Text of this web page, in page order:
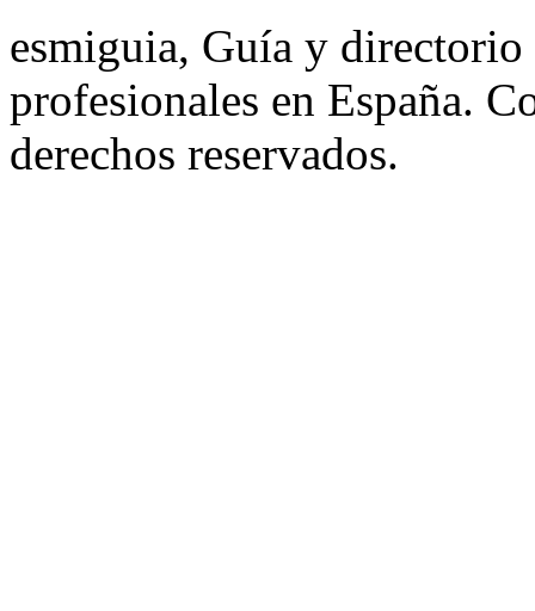
esmiguia, Guía y directorio
profesionales en España.
derechos reservados.